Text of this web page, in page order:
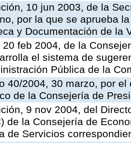
10 jun 2003, de la
por la que se aprueba
y Documentación de la
20 feb 2004, de la
el sistema de
Pública de la
40/2004, 30 marzo, por
de la Consejería de
9 nov 2004, del
de la Consejería de
de Servicios